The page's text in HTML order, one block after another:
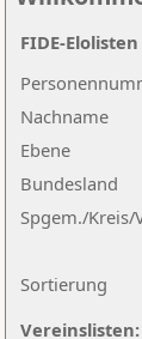
Nachname
Ebene
Sortierung
Bundesland
Spgem./Kreis/
Vereinslisten:
FIDE-